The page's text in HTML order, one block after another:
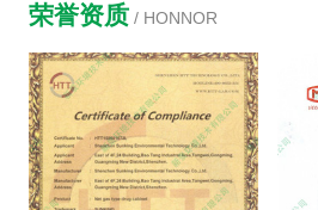
荣誉资质 / HONNOR